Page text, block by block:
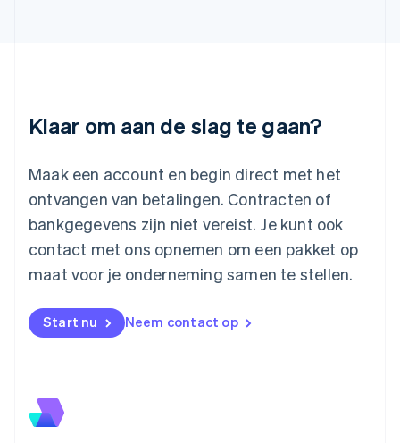
Klaar om aan de slag te gaan?
Maak een account en begin direct met het
ontvangen van betalingen. Contracten of
bankgegevens zijn niet vereist. Je kunt ook
contact met ons opnemen om een pakket op
maat voor je onderneming samen te stellen.
Start nu Neem contact op
Luxemburg
Maleisië
Malta
English
Mexico
Español English
Nederland
Nieuw-Zeeland
English
Deutsch
Polen